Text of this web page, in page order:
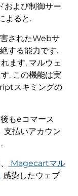
および制御サー
よると.
されたWebサ
する能力です.
ます, マルウェ
. この機能は実
スキミングの
もeコマース
支払いアカウン
Magecartマル
感染したウェブ